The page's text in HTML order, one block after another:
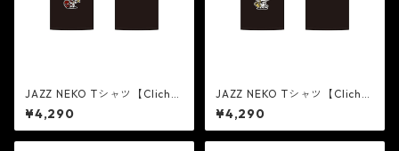
JAZZ NEKO Tシャツ【Cliché
On Guitar】
¥4,290
JAZZ NEKO Tシャツ【Cliché
On Sax】
¥4,290